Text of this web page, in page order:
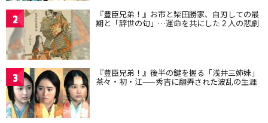
2 『豊臣兄弟！』お市と柴田勝家、自刃しての最
期と「辞世の句」…運命を共にした２人の悲劇
3 『豊臣兄弟！』後半の鍵を握る「浅井三姉妹」
茶々・初・江——秀吉に翻弄された波乱の生涯